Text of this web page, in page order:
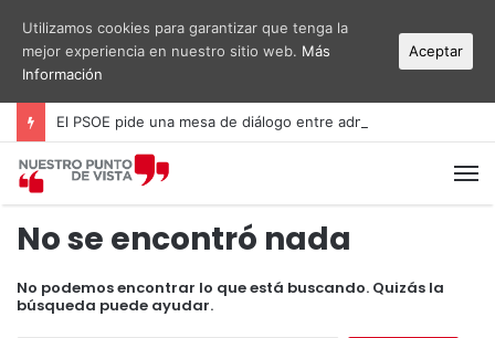
No se encontró nada
No podemos encontrar lo que está buscando. Quizás la
búsqueda puede ayudar.
Utilizamos cookies para garantizar que tenga la
mejor experiencia en nuestro sitio web. Más
Información
Aceptar